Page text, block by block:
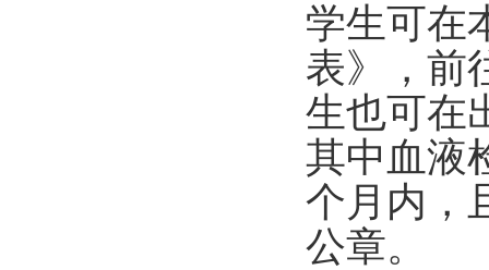
学生可在
表》，前
生也可在
其中血液
个月内，
公章。